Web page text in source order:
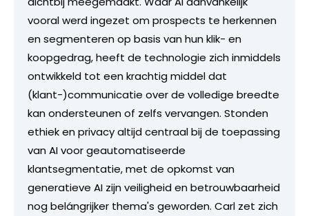
vooral werd ingezet om prospects te herkennen
en segmenteren op basis van hun klik- en
koopgedrag, heeft de technologie zich inmiddels
ontwikkeld tot een krachtig middel dat
(klant-)communicatie over de volledige breedte
kan ondersteunen of zelfs vervangen. Stonden
ethiek en privacy altijd centraal bij de toepassing
van AI voor geautomatiseerde
klantsegmentatie, met de opkomst van
generatieve AI zijn veiligheid en betrouwbaarheid
nog belángrijker thema's geworden. Carl zet zich